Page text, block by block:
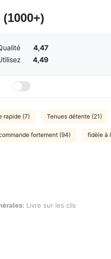
(1000+)
4,47
4,49
rapide (7) Tenues détente (21)
fortement (94) fidèle à
sur les cilsLivre sur les cils